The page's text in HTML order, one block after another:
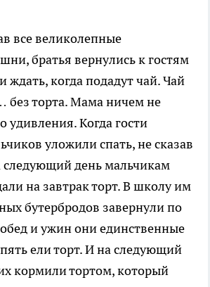
все великолепные
братья вернулись к гостям
ждать, когда подадут чай. Чай
без торта. Мама ничем не
удивления. Когда гости
уложили спать, не сказав
следующий день мальчикам
на завтрак торт. В школу им
бутербродов завернули по
обед и ужин они единственные
ели торт. И на следующий
кормили тортом, который